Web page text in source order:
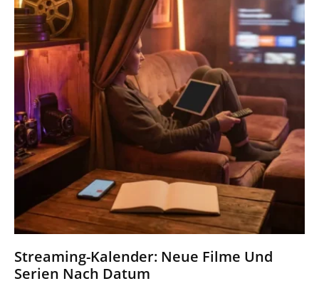
Streaming-Kalender: Neue Filme Und
Serien Nach Datum